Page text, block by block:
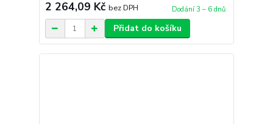
2 264,09 Kč bez DPH Dodání 3 – 6 dnů
Přidat do košíku